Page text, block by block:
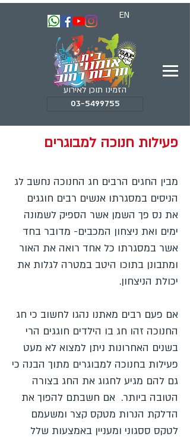
EN
הזמינו תוכן לאירוע
03-5499755
פעילות חנוכה למבוגרים
מבין החגים הרבים חג החנוכה נחשב לג
הניסים במסגרתו אנשים רבים חוגגים
את נס פך השמן אשר הספיק לשמונה
ימים ואת ניצחון המכבים- מדובר בחד
אשר במסגרתו כל אחד רואה את האור
ומתבונן בתוכו היטב במטרה לגלות את
יכולת הניצחון.
אם פעם רבים מאתנו נהגו לחשוב כי חג
החנוכה זהו חג בו הילדים חוגגים הרי
בשנים האחרונות ניתן למצוא לא מעט
פעילות בחנוכה למבוגרים מתוך הבנה כי
גם להם מגיע לחגוג את החג בצורה
הטובה ביותר. אם חשבתם להפוך את
הדלקת הנרות מטקס קצר ומשעמם
לטקס ססגוני ומעניין באמצעות שלל